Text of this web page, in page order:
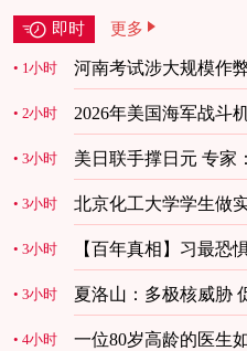
即时 更多
1小时 河南考试涉大规模作
2小时 2026年美国海军战斗
3小时 美日联手撑日元 专家
3小时 北京化工大学学生做
3小时 【百年真相】习最恐
3小时 夏洛山：多极核威胁
4小时 一位80岁高龄的医生